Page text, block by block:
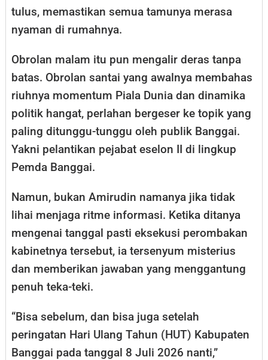
tulus, memastikan semua tamunya merasa
nyaman di rumahnya.
Obrolan malam itu pun mengalir deras tanpa
batas. Obrolan santai yang awalnya membahas
riuhnya momentum Piala Dunia dan dinamika
politik hangat, perlahan bergeser ke topik yang
paling ditunggu-tunggu oleh publik Banggai.
Yakni pelantikan pejabat eselon II di lingkup
Pemda Banggai.
Namun, bukan Amirudin namanya jika tidak
lihai menjaga ritme informasi. Ketika ditanya
mengenai tanggal pasti eksekusi perombakan
kabinetnya tersebut, ia tersenyum misterius
dan memberikan jawaban yang menggantung
penuh teka-teki.
“Bisa sebelum, dan bisa juga setelah
peringatan Hari Ulang Tahun (HUT) Kabupaten
Banggai pada tanggal 8 Juli 2026 nanti,”